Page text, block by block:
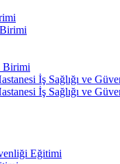
Birimi
İş Sağlığı ve
İş Sağlığı ve
Eğitimi